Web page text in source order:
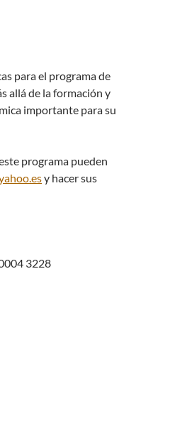
para el programa de
allá de la formación y
importante para su
programa pueden
y hacer sus
3228